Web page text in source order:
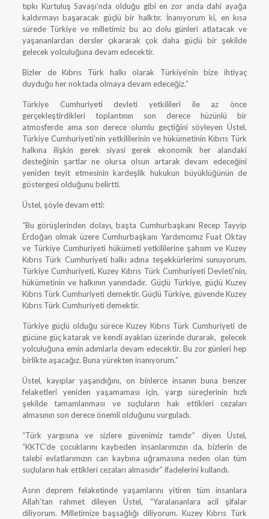
tıpkı Kurtuluş Savaşı’nda olduğu gibi en zor anda dahi ayağa
kaldırmayı başaracak güçlü bir halktır. İnanıyorum ki, en kısa
sürede Türkiye ve milletimiz bu acı dolu günleri atlatacak ve
yaşananlardan dersler çıkararak çok daha güçlü bir şekilde
gelecek yolculuğuna devam edecektir.
Bizler de Kıbrıs Türk halkı olarak Türkiye’nin bize ihtiyaç
duyduğu her noktada olmaya devam edeceğiz.”
Türkiye Cumhuriyeti devleti yetkilileri ile az önce
gerçekleştirdikleri toplantının son derece hüzünlü bir
atmosferde ama son derece olumlu geçtiğini söyleyen Üstel,
Türkiye Cumhuriyeti’nin yetkililerinin ve hükümetinin Kıbrıs Türk
halkına ilişkin gerek siyasi gerek ekonomik her alandaki
desteğinin şartlar ne olursa olsun artarak devam edeceğini
yeniden teyit etmesinin kardeşlik hukukun büyüklüğünün de
göstergesi olduğunu belirtti.
Üstel, şöyle devam etti:
“Bu görüşlerinden dolayı, başta Cumhurbaşkanı Recep Tayyip
Erdoğan olmak üzere Cumhurbaşkanı Yardımcımız Fuat Oktay
ve Türkiye Cumhuriyeti hükümeti yetkililerine şahsım ve Kuzey
Kıbrıs Türk Cumhuriyeti halkı adına teşekkürlerimi sunuyorum.
Türkiye Cumhuriyeti, Kuzey Kıbrıs Türk Cumhuriyeti Devleti’nin,
hükümetinin ve halkının yanındadır. Güçlü Türkiye, güçlü Kuzey
Kıbrıs Türk Cumhuriyeti demektir. Güçlü Türkiye, güvende Kuzey
Kıbrıs Türk Cumhuriyeti demektir.
Türkiye güçlü olduğu sürece Kuzey Kıbrıs Türk Cumhuriyeti de
gücüne güç katarak ve kendi ayakları üzerinde durarak, gelecek
yolculuğuna emin adımlarla devam edecektir. Bu zor günleri hep
birlikte aşacağız. Buna yürekten inanıyorum.”
Üstel, kayıplar yaşandığını, on binlerce insanın buna benzer
felaketleri yeniden yaşamaması için, yargı süreçlerinin hızlı
şekilde tamamlanması ve suçluların hak ettikleri cezaları
almasının son derece önemli olduğunu vurguladı.
“Türk yargısına ve sizlere güvenimiz tamdır” diyen Üstel,
“KKTC’de çocuklarını kaybeden insanlarımızın da, bizlerin de
talebi evlatlarımızın can kaybına uğramasına neden olan tüm
suçluların hak ettikleri cezaları almasıdır” ifadelerini kullandı.
Asrın deprem felaketinde yaşamlarını yitiren tüm insanlara
Allah’tan rahmet dileyen Üstel, “Yaralananlara acil şifalar
diliyorum. Milletimize başsağlığı diliyorum. Kuzey Kıbrıs Türk